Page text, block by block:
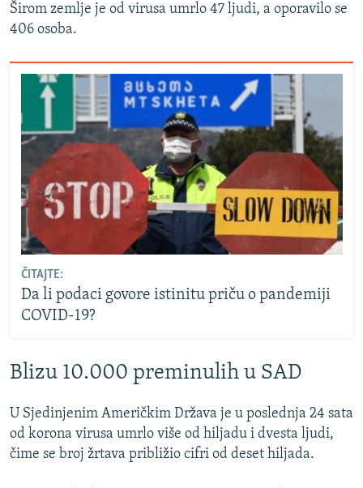
Širom zemlje je od virusa umrlo 47 ljudi, a oporavilo se
406 osoba.
ČITAJTE:
Da li podaci govore istinitu priču o pandemiji
COVID-19?
Blizu 10.000 preminulih u SAD
U Sjedinjenim Američkim Država je u poslednja 24 sata
od korona virusa umrlo više od hiljadu i dvesta ljudi,
čime se broj žrtava približio cifri od deset hiljada.